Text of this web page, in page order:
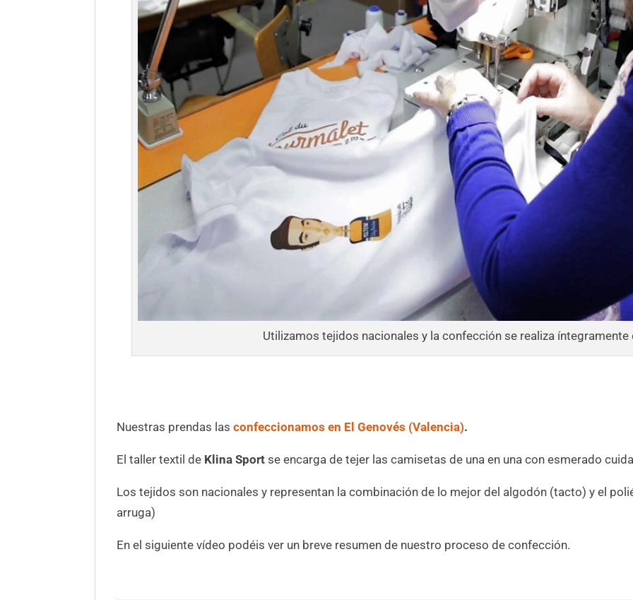
Utilizamos tejidos nacionales y la confección se realiza íntegramente
Nuestras prendas lasconfeccionamos en El Genovés (Valencia).
El taller textil de Klina Sport se encarga de tejer las camisetas de una en una con esmerado
Los tejidos son nacionales y representan la combinación de lo mejor del algodón (tacto) y el
arruga)
En el siguiente vídeo podéis ver un breve resumen de nuestro proceso de confección.